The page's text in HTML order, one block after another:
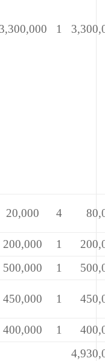
3,300,000 1
20,000 4
200,000 1
500,000 1
450,000 1
400,000 1